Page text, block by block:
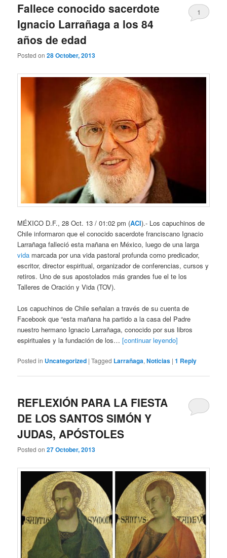
Fallece conocido sacerdote
Ignacio Larrañaga a los 84
años de edad
Posted on28 October, 2013
1
MÉXICO D.F., 28 Oct. 13 / 01:02 pm (ACI).- Los capuchinos de
Chile informaron que el conocido sacerdote franciscano Ignacio
Larrañaga falleció esta mañana en México, luego de una larga
vida marcada por una vida pastoral profunda como predicador,
escritor, director espiritual, organizador de conferencias, cursos y
retiros. Uno de sus apostolados más grandes fue el te los
Talleres de Oración y Vida (TOV).
Los capuchinos de Chile señalan a través de su cuenta de
Facebook que “esta mañana ha partido a la casa del Padre
nuestro hermano Ignacio Larrañaga, conocido por sus libros
espirituales y la fundación de los…[continuar leyendo]
Posted in Uncategorized |Tagged Larrañaga,Noticias |1 Reply
REFLEXIÓN PARA LA FIESTA
DE LOS SANTOS SIMÓN Y
JUDAS, APÓSTOLES
Posted on27 October, 2013